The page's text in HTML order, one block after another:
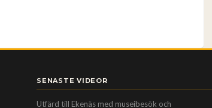
SENASTE VIDEOR
Utfärd till Ekenäs med museibesök och